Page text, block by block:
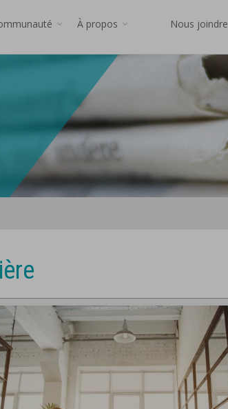
À propos Nous joindre